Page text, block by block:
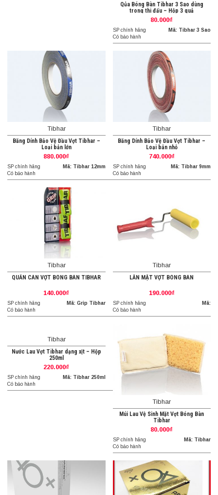
Qủa Bóng Bàn Tibhar 3 Sao dùng
trong thi đấu – Hộp 3 quả
80.000₫
SP chính hãng
Có bảo hành
Mã: Tibhar 3 Sao
Tibhar
Băng Dính Bảo Vệ Đầu Vợt Tibhar –
Loại bản lớn
880.000₫
SP chính hãng
Có bảo hành
Mã: Tibhar 12mm
Tibhar
Băng Dính Bảo Vệ Đầu Vợt Tibhar –
Loại bản nhỏ
740.000₫
SP chính hãng
Có bảo hành
Mã: Tibhar 9mm
Tibhar
QUẤN CÁN VỢT BÓNG BÀN TIBHAR
140.000₫
SP chính hãng
Có bảo hành
Mã: Grip Tibhar
Tibhar
LĂN MẶT VỢT BÓNG BÀN
190.000₫
SP chính hãng
Có bảo hành
Mã:
Tibhar
Nước Lau Vợt Tibhar dạng xịt – Hộp
250ml
220.000₫
SP chính hãng
Có bảo hành
Mã: Tibhar 250ml
Tibhar
Múi Lau Vệ Sinh Mặt Vợt Bóng Bàn
Tibhar
80.000₫
SP chính hãng
Có bảo hành
Mã: Tibhar